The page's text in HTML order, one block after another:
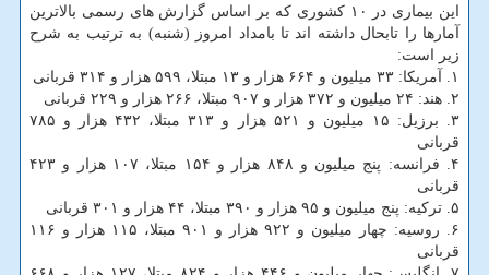
این بیماری در ۱۰ کشوری که بر اساس گزارش های رسمی بالاترین
آمارها را تابحال داشته اند تا بامداد امروز (شنبه) به ترتیب به شرح
زیر است:
۱. آمریکا: ۳۳ میلیون و ۶۶۴ هزار و ۱۳ مبتلا، ۵۹۹ هزار و ۳۱۴ قربانی
۲. هند: ۲۴ میلیون و ۳۷۲ هزار و ۹۰۷ مبتلا، ۲۶۶ هزار و ۲۲۹ قربانی
۳. برزیل: ۱۵ میلیون و ۵۲۱ هزار و ۳۱۳ مبتلا، ۴۳۲ هزار و ۷۸۵
قربانی
۴. فرانسه: پنج میلیون و ۸۴۸ هزار و ۱۵۴ مبتلا، ۱۰۷ هزار و ۴۲۳
قربانی
۵. ترکیه: پنج میلیون و ۹۵ هزار و ۳۹۰ مبتلا، ۴۴ هزار و ۳۰۱ قربانی
۶. روسیه: چهار میلیون و ۹۲۲ هزار و ۹۰۱ مبتلا، ۱۱۵ هزار و ۱۱۶
قربانی